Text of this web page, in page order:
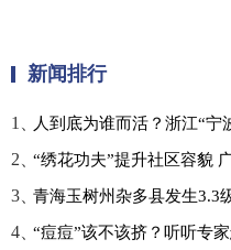
新闻排行
1、人到底为谁而活？浙江“
2、“绣花功夫”提升社区容貌
3、青海玉树州杂多县发生3.3
4、“痘痘”该不该挤？听听专